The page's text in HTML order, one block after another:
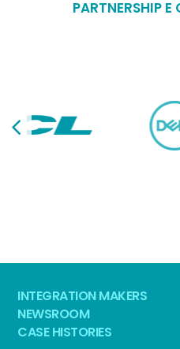
PARTNERSHIP
INTEGRATION MAKERS
NEWSROOM
CASE HISTORIES